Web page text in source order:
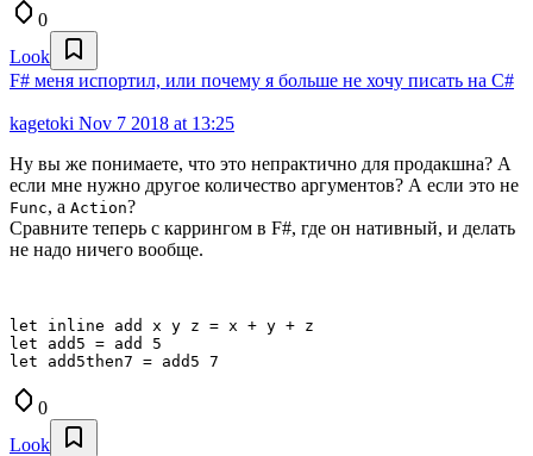
0
Look
F# меня испортил, или почему я больше не хочу писать на C#
kagetoki Nov 7 2018 at 13:25
Ну вы же понимаете, что это непрактично для продакшна? А
если мне нужно другое количество аргументов? А если это не
Func, a Action?
Сравните теперь с каррингом в F#, где он нативный, и делать
не надо ничего вообще.
let inline add x y z = x + y + z
let add5 = add 5
let add5then7 = add5 7
0
Look